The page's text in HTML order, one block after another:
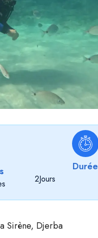
Durée
2Jours
Sirène, Djerba